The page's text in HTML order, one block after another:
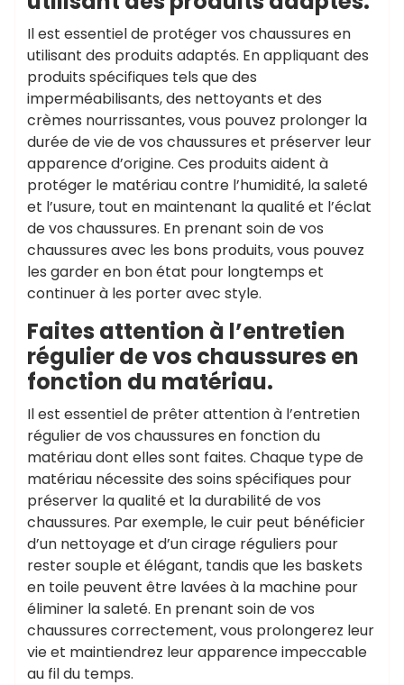
Il est essentiel de protéger vos chaussures en
utilisant des produits adaptés. En appliquant des
produits spécifiques tels que des
imperméabilisants, des nettoyants et des
crèmes nourrissantes, vous pouvez prolonger la
durée de vie de vos chaussures et préserver leur
apparence d’origine. Ces produits aident à
protéger le matériau contre l’humidité, la saleté
et l’usure, tout en maintenant la qualité et l’éclat
de vos chaussures. En prenant soin de vos
chaussures avec les bons produits, vous pouvez
les garder en bon état pour longtemps et
continuer à les porter avec style.
Faites attention à l’entretien
régulier de vos chaussures en
fonction du matériau.
Il est essentiel de prêter attention à l’entretien
régulier de vos chaussures en fonction du
matériau dont elles sont faites. Chaque type de
matériau nécessite des soins spécifiques pour
préserver la qualité et la durabilité de vos
chaussures. Par exemple, le cuir peut bénéficier
d’un nettoyage et d’un cirage réguliers pour
rester souple et élégant, tandis que les baskets
en toile peuvent être lavées à la machine pour
éliminer la saleté. En prenant soin de vos
chaussures correctement, vous prolongerez leur
vie et maintiendrez leur apparence impeccable
au fil du temps.